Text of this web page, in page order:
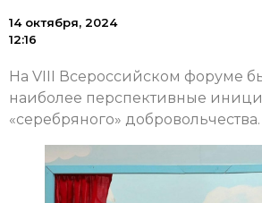
14 октября, 2024
12:16
На VIII Всероссийском форуме
наиболее перспективные
«серебряного» добровольчества.